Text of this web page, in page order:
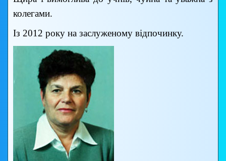
колегами.
Із 2012 року на заслуженому відпочинку.